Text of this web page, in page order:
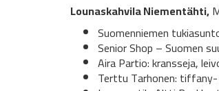
Lounaskahvila Niementähti,
Suomenniemen
Senior Shop – Suomen
Aira Partio: kransseja,
Terttu Tarhonen: